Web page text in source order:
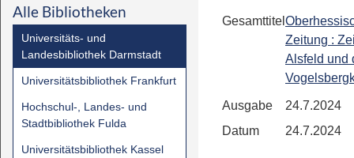
Alle Bibliotheken
Universitäts- und
Landesbibliothek Darmstadt
Universitätsbibliothek Frankfurt
Hochschul-, Landes- und
Stadtbibliothek Fulda
Universitätsbibliothek Kassel
Gesamttitel
Zeitung :
Alsfeld und
Ausgabe
24.7.2024
Datum
24.7.2024